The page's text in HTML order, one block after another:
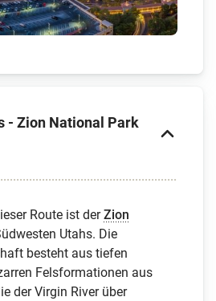
- Zion National Park
Route ist derZion
Utahs. Die
besteht aus tiefen
Felsformationen aus
der Virgin River über